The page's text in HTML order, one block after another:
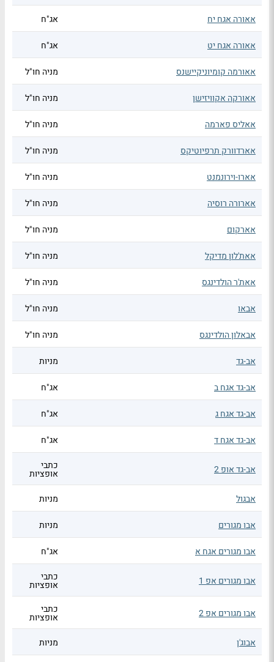
אאורה אגח יח אג"ח
אאורה אגח יט אג"ח
אאורמה קומיוניקיישנס מניה חו"ל
אאורקה אקוויזישן מניה חו"ל
אאליס פארמה מניה חו"ל
אארדוורק תרפיוטיקס מניה חו"ל
אארו-וירונמנט מניה חו"ל
אארורה רוסיה מניה חו"ל
אארקום מניה חו"ל
אאת'לון מדיקל מניה חו"ל
אאת'ר הולדינגס מניה חו"ל
אבאו מניה חו"ל
אבאלון הולדינגס מניה חו"ל
אב-גד מניות
אב-גד אגח ב אג"ח
אב-גד אגח ג אג"ח
אב-גד אגח ד אג"ח
אב-גד אופ 2 כתבי
אופציות
אבגול
מניות
אבו מגורים מניות
אבו מגורים אגח א אג"ח
אבו מגורים אפ 1 כתבי
אופציות
אבו מגורים אפ 2 כתבי
אופציות
אבוג'ן
מניות